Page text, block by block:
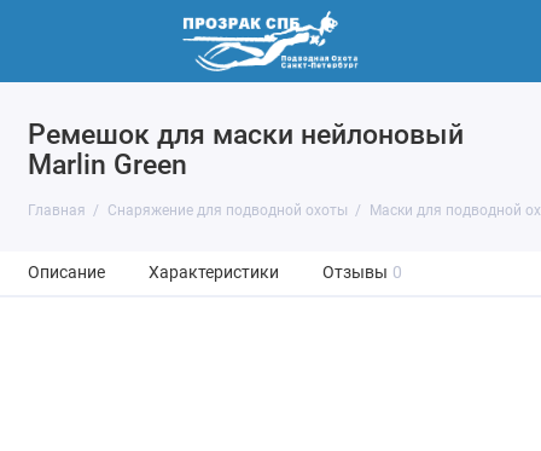
Ремешок для маски нейлоновый
Marlin Green
Главная Снаряжение для подводной охоты Маски для подводной
Описание Характеристики Отзывы 0